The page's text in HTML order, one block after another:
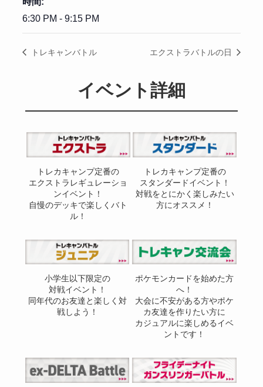
6:30 PM - 9:15 PM
トレキャンバトル エクストラバトルの日
イベント詳細
トレカキャンプ定番の
エクストラレギュレーショ
ンイベント！
自慢のデッキで楽しくバト
ル！
トレカキャンプ定番の
スタンダードイベント！
対戦をとにかく楽しみたい
方にオススメ！
小学生以下限定の
対戦イベント！
同年代のお友達と楽しく対
戦しよう！
ポケモンカードを始めた方
へ！
大会に不安がある方やポケ
カ友達を作りたい方に
カジュアルに楽しめるイベ
ントです！